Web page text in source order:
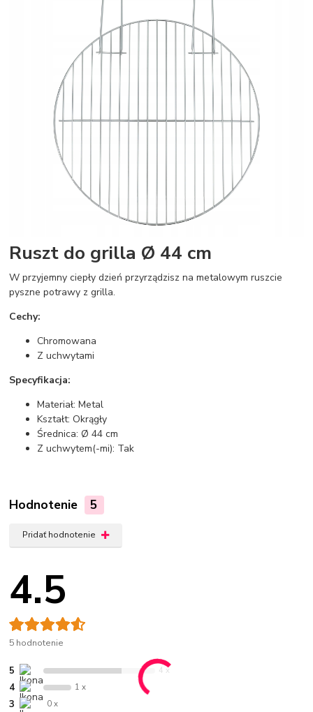
Ruszt do grilla Ø 44 cm
W przyjemny ciepły dzień przyrządzisz na metalowym ruszcie
pyszne potrawy z grilla.
Cechy:
Chromowana
Z uchwytami
Specyfikacja:
Materiał: Metal
Kształt: Okrągły
Średnica: Ø 44 cm
Z uchwytem(-mi): Tak
Hodnotenie 5
Pridať hodnotenie
4.5
5 hodnotenie
5 4 x
4 1 x
3 0 x